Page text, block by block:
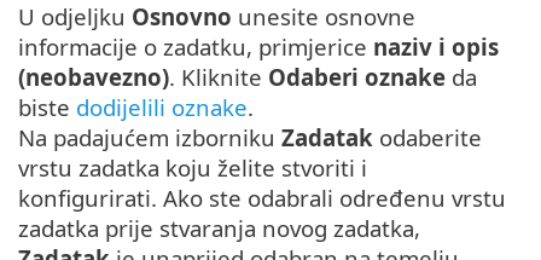
U odjeljku Osnovno unesite osnovne
informacije o zadatku, primjerice naziv i opis
(neobavezno). Kliknite Odaberi oznake da
biste dodijelili oznake.
Na padajućem izborniku Zadatak odaberite
vrstu zadatka koju želite stvoriti i
konfigurirati. Ako ste odabrali određenu vrstu
zadatka prije stvaranja novog zadatka,